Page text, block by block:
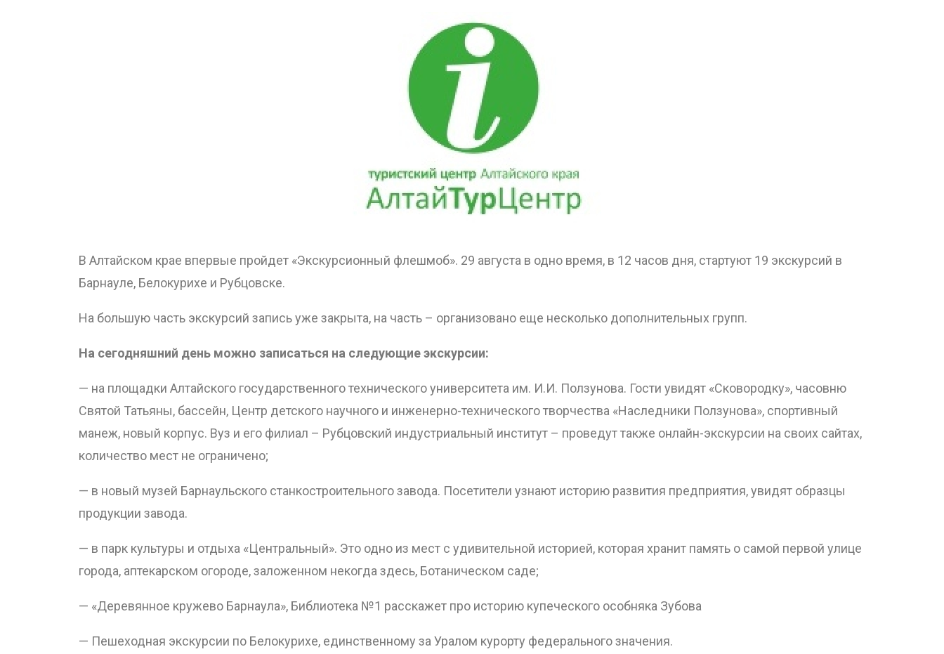
В Алтайском крае впервые пройдет «Экскурсионный флешмоб». 29 августа в одно время, в 12 часов дня, стартуют 19 экскурсий в
Барнауле, Белокурихе и Рубцовске.
На большую часть экскурсий запись уже закрыта, на часть – организовано еще несколько дополнительных групп.
На сегодняшний день можно записаться на следующие экскурсии:
— на площадки Алтайского государственного технического университета им. И.И. Ползунова. Гости увидят «Сковородку», часовню
Святой Татьяны, бассейн, Центр детского научного и инженерно-технического творчества «Наследники Ползунова», спортивный
манеж, новый корпус. Вуз и его филиал – Рубцовский индустриальный институт – проведут также онлайн-экскурсии на своих сайтах,
количество мест не ограничено;
— в новый музей Барнаульского станкостроительного завода. Посетители узнают историю развития предприятия, увидят образцы
продукции завода.
— в парк культуры и отдыха «Центральный». Это одно из мест с удивительной историей, которая хранит память о самой первой улице
города, аптекарском огороде, заложенном некогда здесь, Ботаническом саде;
— «Деревянное кружево Барнаула», Библиотека №1 расскажет про историю купеческого особняка Зубова
— Пешеходная экскурсии по Белокурихе, единственному за Уралом курорту федерального значения.